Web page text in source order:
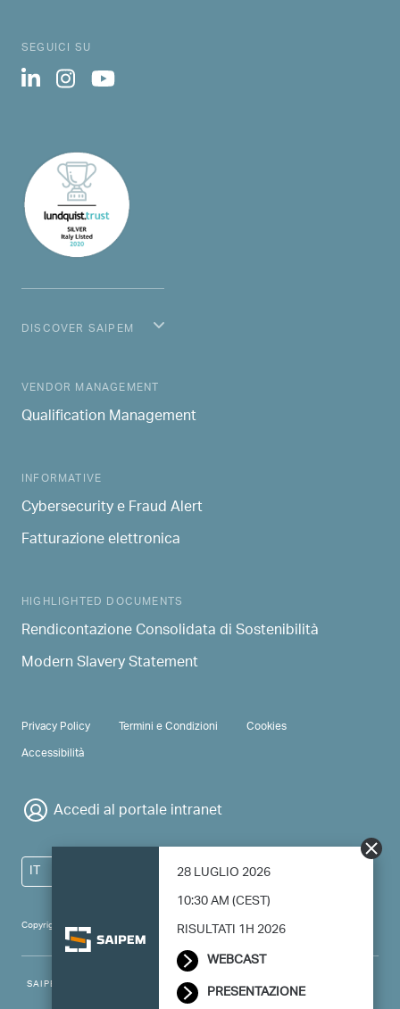
28 LUGLIO 2026
10:30 AM (CEST)
RISULTATI 1H 2026
WEBCAST
PRESENTAZIONE
SEGUICI SU
DISCOVER SAIPEM
MAIN NAVIGATION
VENDOR MANAGEMENT
Qualification Management
INFORMATIVE
Cybersecurity e Fraud Alert
Fatturazione elettronica
HIGHLIGHTED DOCUMENTS
Rendicontazione Consolidata di Sostenibilità
Modern Slavery Statement
Copyright 2024 Saipem - All right reserved
PRIVACY & TERMS
Privacy Policy Termini e Condizioni
Cookies
Accessibilità
Accedi al portale intranet
IT
SAIPEM SpA - Registered office: Via Luigi Russolo, 5, 20138, Milano -